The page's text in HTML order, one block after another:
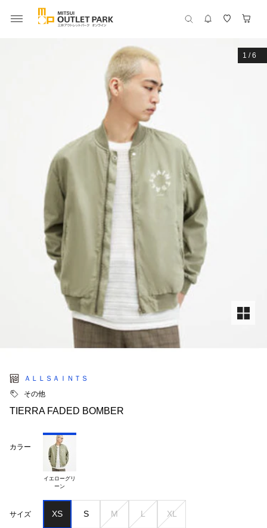
1 /6
ＡＬＬＳＡＩＮＴＳ
その他
TIERRA FADED BOMBER
カラー
イエローグリ
サイズ XS S M L XL